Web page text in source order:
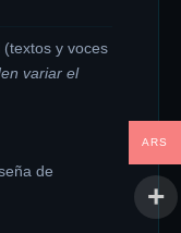
y voces
variar el
de
ARS